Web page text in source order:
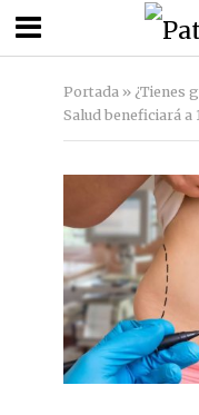
Portada» ¿Tienes
Salud beneficiará